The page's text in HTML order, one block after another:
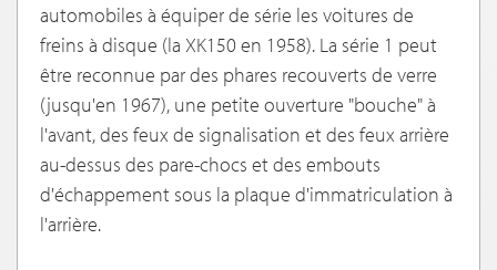
automobiles à équiper de série les voitures de
freins à disque (la XK150 en 1958). La série 1 peut
être reconnue par des phares recouverts de verre
(jusqu'en 1967), une petite ouverture "bouche" à
l'avant, des feux de signalisation et des feux arrière
au-dessus des pare-chocs et des embouts
d'échappement sous la plaque d'immatriculation à
l'arrière.